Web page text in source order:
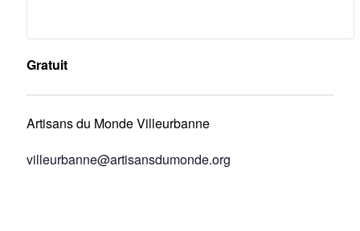
Gratuit
Artisans du Monde Villeurbanne
villeurbanne@artisansdumonde.org